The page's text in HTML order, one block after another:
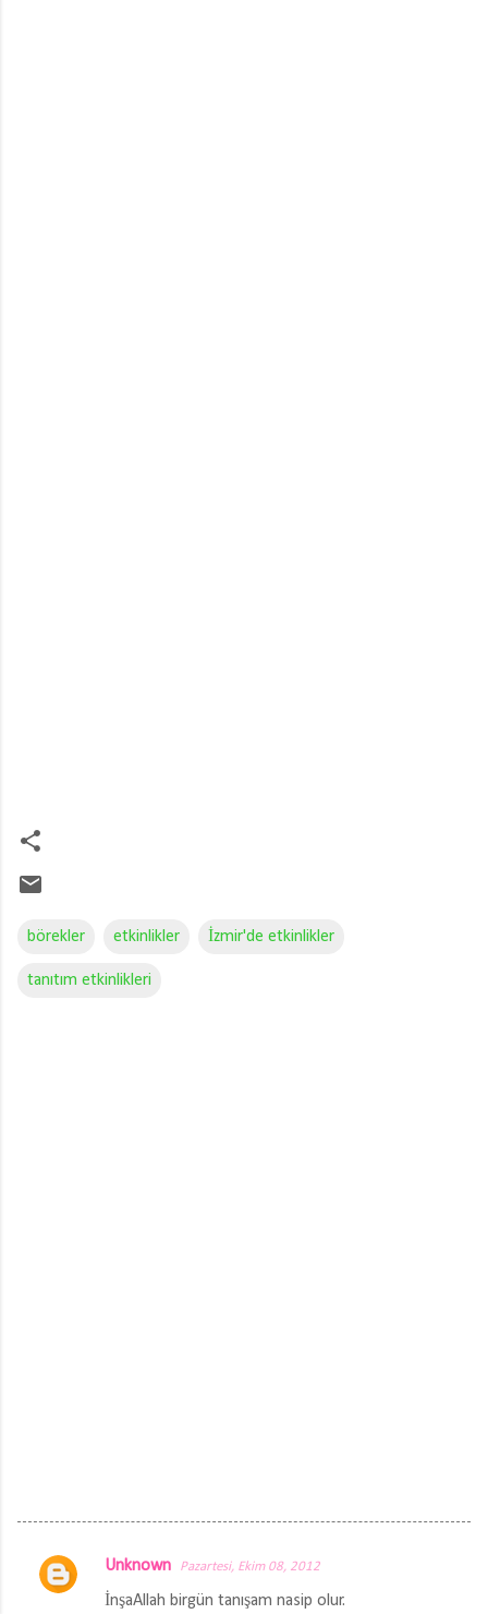
börekler etkinlikler İzmir'de etkinlikler
tanıtım etkinlikleri
Y
Unknown Pazartesi, Ekim 08, 2012
İnşaAllah birgün tanışam nasip olur.